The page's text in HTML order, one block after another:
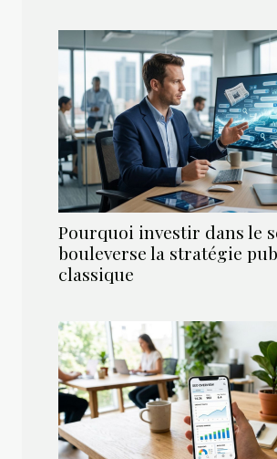
Pourquoi investir dans le
bouleverse la stratégie
classique